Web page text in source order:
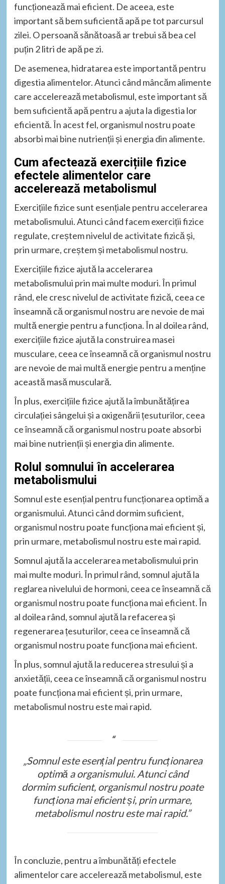
funcționează mai eficient. De aceea, este
important să bem suficientă apă pe tot parcursul
zilei. O persoană sănătoasă ar trebui să bea cel
puțin 2 litri de apă pe zi.
De asemenea, hidratarea este importantă pentru
digestia alimentelor. Atunci când mâncăm alimente
care accelerează metabolismul, este important să
bem suficientă apă pentru a ajuta la digestia lor
eficientă. În acest fel, organismul nostru poate
absorbi mai bine nutrienții și energia din alimente.
Cum afectează exercițiile fizice
efectele alimentelor care
accelerează metabolismul
Exercițiile fizice sunt esențiale pentru accelerarea
metabolismului. Atunci când facem exerciții fizice
regulate, creștem nivelul de activitate fizică și,
prin urmare, creștem și metabolismul nostru.
Exercițiile fizice ajută la accelerarea
metabolismului prin mai multe moduri. În primul
rând, ele cresc nivelul de activitate fizică, ceea ce
înseamnă că organismul nostru are nevoie de mai
multă energie pentru a funcționa. În al doilea rând,
exercițiile fizice ajută la construirea masei
musculare, ceea ce înseamnă că organismul nostru
are nevoie de mai multă energie pentru a menține
această masă musculară.
În plus, exercițiile fizice ajută la îmbunătățirea
circulației sângelui și a oxigenării țesuturilor, ceea
ce înseamnă că organismul nostru poate absorbi
mai bine nutrienții și energia din alimente.
Rolul somnului în accelerarea
metabolismului
Somnul este esențial pentru funcționarea optimă a
organismului. Atunci când dormim suficient,
organismul nostru poate funcționa mai eficient și,
prin urmare, metabolismul nostru este mai rapid.
Somnul ajută la accelerarea metabolismului prin
mai multe moduri. În primul rând, somnul ajută la
reglarea nivelului de hormoni, ceea ce înseamnă că
organismul nostru poate funcționa mai eficient. În
al doilea rând, somnul ajută la refacerea și
regenerarea țesuturilor, ceea ce înseamnă că
organismul nostru poate funcționa mai eficient.
În plus, somnul ajută la reducerea stresului și a
anxietății, ceea ce înseamnă că organismul nostru
poate funcționa mai eficient și, prin urmare,
metabolismul nostru este mai rapid.
„Somnul este esențial pentru funcționarea
optimă a organismului. Atunci când
dormim suficient, organismul nostru poate
funcționa mai eficient și, prin urmare,
metabolismul nostru este mai rapid.”
În concluzie, pentru a îmbunătăți efectele
alimentelor care accelerează metabolismul, este